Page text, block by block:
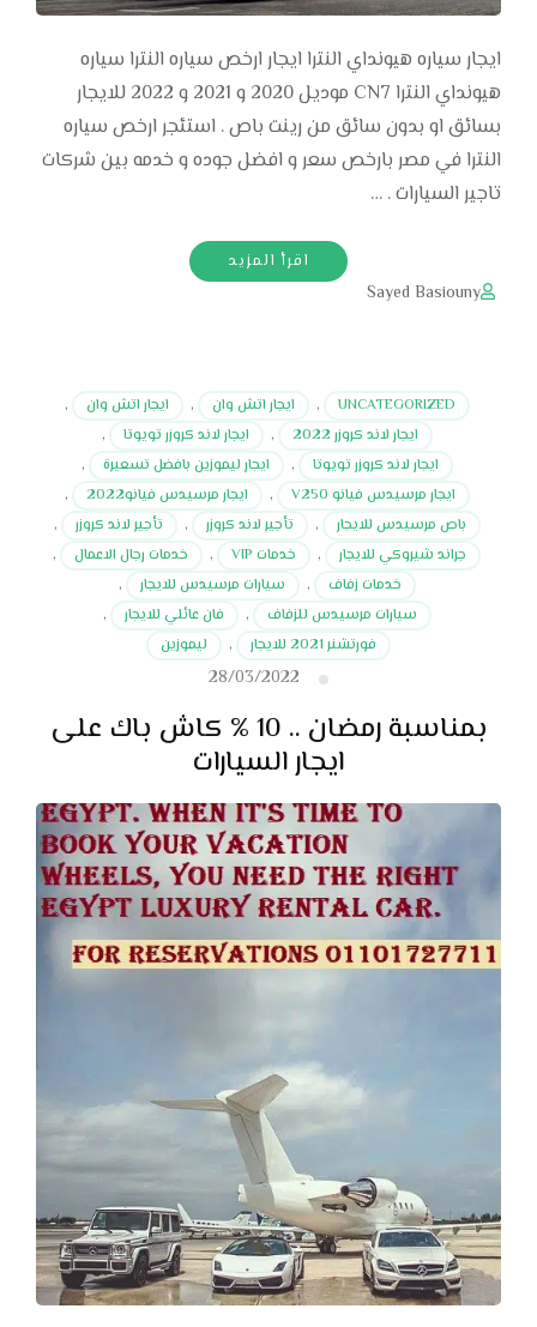
ايجار سياره هيونداي النترا ايجار ارخص سياره النترا سياره
هيونداي النترا CN7 موديل 2020 و 2021 و 2022 للايجار
بسائق او بدون سائق من رينت باص . استئجر ارخص سياره
النترا في مصر بارخص سعر و افضل جوده و خدمه بين شركات
تاجير السيارات . …
اقرأ المزيد
Sayed Basiouny
UNCATEGORIZED
, ايجار اتش وان , ايجار اتش وان
,
ايجار لاند كروزر 2022
, ايجار لاند كروزر تويوتا
,
ايجار لاند كروزر تويوتا
, ايجار ليموزين بافضل تسعيرة
,
ايجار مرسيدس فيانو V250
, ايجار مرسيدس فيانو2022
,
باص مرسيدس للايجار
, تأجير لاند كروزر , تأجير لاند كروزر
,
جراند شيروكي للايجار
, خدمات VIP , خدمات رجال الاعمال
,
خدمات زفاف
, سيارات مرسيدس للايجار
,
سيارات مرسيدس للزفاف
, فان عائلي للايجار
,
فورتشنر 2021 للايجار
, ليموزين
28/03/2022
بمناسبة رمضان .. 10 % كاش باك على
ايجار السيارات